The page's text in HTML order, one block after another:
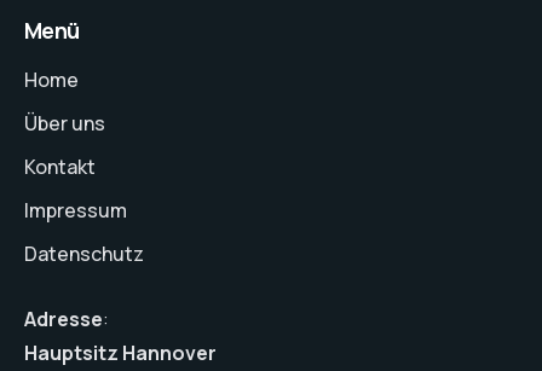
Menü
Home
Über uns
Kontakt
Impressum
Datenschutz
Adresse:
Hauptsitz Hannover